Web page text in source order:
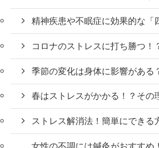
精神疾患や不眠症に効果的な「
コロナのストレスに打ち勝つ！
季節の変化は身体に影響がある
春はストレスがかかる！？その
ストレス解消法！簡単にできる